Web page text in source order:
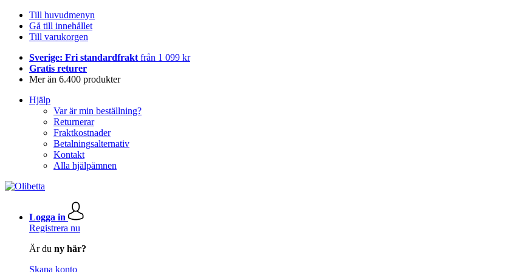
Till huvudmenyn
Gå till innehållet
Till varukorgen
Sverige: Fri standardfrakt från 1 099 kr
Gratis returer
Mer än 6.400 produkter
Hjälp
Var är min beställning?
Returnerar
Fraktkostnader
Betalningsalternativ
Kontakt
Alla hjälpämnen
Logga in
Registrera nu
Är du ny här?
Skapa konto